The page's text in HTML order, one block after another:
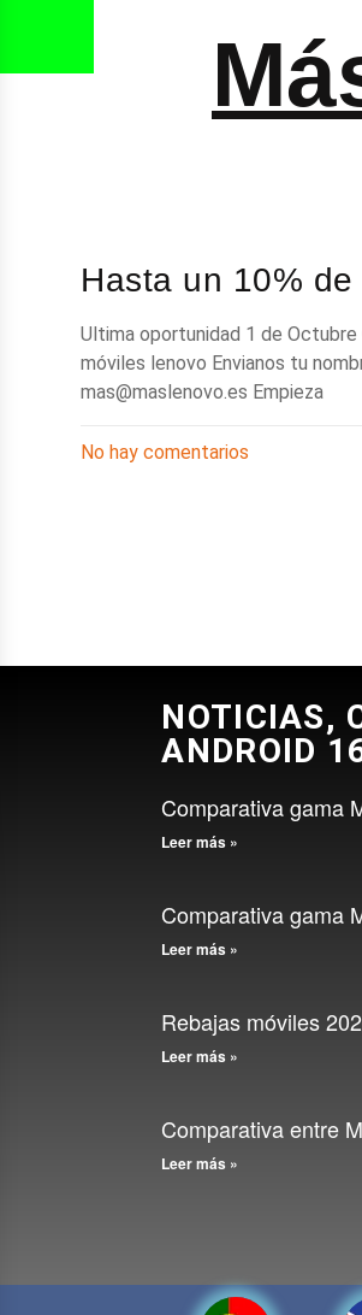
Hasta un 10%
Ultima oportunidad 1 de
móviles lenovo Envianos tu
mas@maslenovo.es Empieza
No hay comentarios
NOTICIAS,
ANDROID
Comparativa gama
Leer más »
Comparativa gama
Leer más »
Rebajas móviles
Leer más »
Comparativa entre
Leer más »